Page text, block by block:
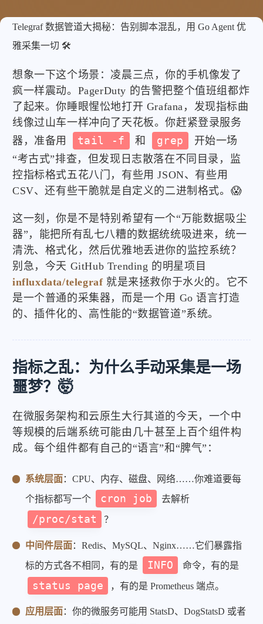
Telegraf 数据管道大揭秘：告别脚本混乱，用 Go Agent 优
雅采集一切 🛠️
想象一下这个场景：凌晨三点，你的手机像发了
疯一样震动。PagerDuty 的告警把整个值班组都炸
了起来。你睡眼惺忪地打开 Grafana，发现指标曲
线像过山车一样冲向了天花板。你赶紧登录服务
器，准备用
tail -f 和 grep
开始一场
“考古式”排查，但发现日志散落在不同目录，监
控指标格式五花八门，有些用 JSON、有些用
CSV、还有些干脆就是自定义的二进制格式。😱
这一刻，你是不是特别希望有一个“万能数据吸尘
器”，能把所有乱七八糟的数据统统吸进来，统一
清洗、格式化，然后优雅地丢进你的监控系统？
别急，今天 GitHub Trending 的明星项目
influxdata/telegraf就是来拯救你于水火的。它不
是一个普通的采集器，而是一个用 Go 语言打造
的、插件化的、高性能的“数据管道”系统。
指标之乱：为什么手动采集是一场
噩梦？🤯
在微服务架构和云原生大行其道的今天，一个中
等规模的后端系统可能由几十甚至上百个组件构
成。每个组件都有自己的“语言”和“脾气”：
系统层面 ：CPU、内存、磁盘、网络……你难道要每
个指标都写一个
cron job 去解析
/proc/stat ？
中间件层面 ：Redis、MySQL、Nginx……它们暴露指
标的方式各不相同，有的是
INFO 命令，有的是
status page ，有的是 Prometheus 端点。
应用层面 ：你的微服务可能用 StatsD、DogStatsD 或者